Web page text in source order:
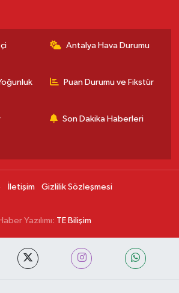
Antalya Hava Durumu
Puan Durumu ve Fikstür
Son Dakika Haberleri
İletişim Gizlilik Sözleşmesi
Yazılımı: TE Bilişim